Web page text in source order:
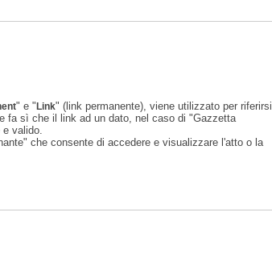
" e "Link" (link permanente), viene utilizzato per riferirsi
fa sì che il link ad un dato, nel caso di "Gazzetta
e valido.
che consente di accedere e visualizzare l'atto o la